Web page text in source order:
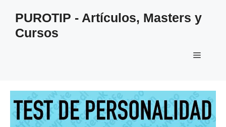
contenido
PUROTIP - Artículos, Masters y
Cursos
Menú